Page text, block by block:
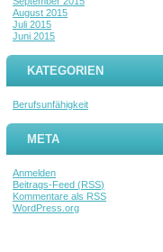
August 2015
Juli 2015
Juni 2015
KATEGORIEN
Berufsunfähigkeit
META
Anmelden
Beitrags-Feed (RSS)
Kommentare als RSS
WordPress.org